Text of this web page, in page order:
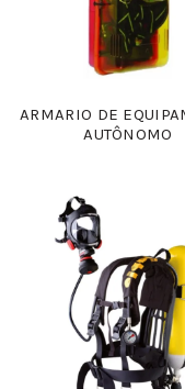
ARMARIO DE
AUTÔNOMO